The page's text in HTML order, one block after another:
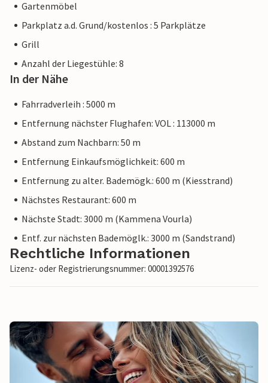
Gartenmöbel
Parkplatz a.d. Grund/kostenlos : 5 Parkplätze
Grill
Anzahl der Liegestühle: 8
In der Nähe
Fahrradverleih : 5000 m
Entfernung nächster Flughafen: VOL : 113000 m
Abstand zum Nachbarn: 50 m
Entfernung Einkaufsmöglichkeit: 600 m
Entfernung zu alter. Bademögk.: 600 m (Kiesstrand)
Nächstes Restaurant: 600 m
Nächste Stadt: 3000 m (Kammena Vourla)
Entf. zur nächsten Bademöglk.: 3000 m (Sandstrand)
Rechtliche Informationen
Lizenz- oder Registrierungsnummer: 00001392576